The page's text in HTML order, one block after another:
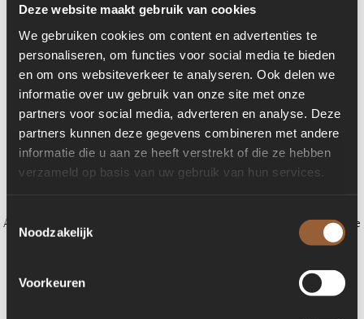
Deze website maakt gebruik van cookies
We gebruiken cookies om content en advertenties te
personaliseren, om functies voor social media te bieden
en om ons websiteverkeer te analyseren. Ook delen we
informatie over uw gebruik van onze site met onze
partners voor social media, adverteren en analyse. Deze
partners kunnen deze gegevens combineren met andere
informatie die u aan ze heeft verstrekt of die ze hebben
verzameld op basis van uw gebruik van hun services.
Toestemmingsselectie
Noodzakelijk
Voorkeuren
Application error: a client-side exception has occurred (see the browser console